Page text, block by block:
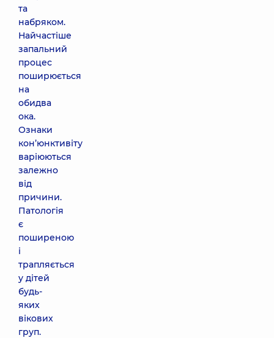
та
набряком.
Найчастіше
запальний
процес
поширюється
на
обидва
ока.
Ознаки
кон’юнктивіту
варіюються
залежно
від
причини.
Патологія
є
поширеною
і
трапляється
у дітей
будь-
яких
вікових
груп.